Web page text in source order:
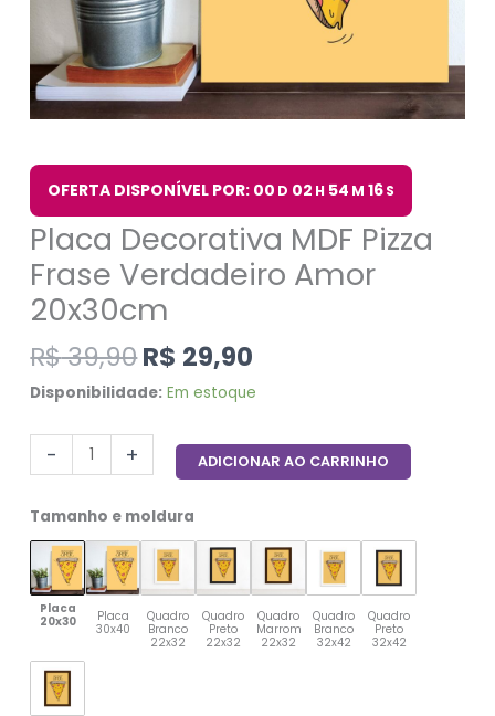
OFERTA DISPONÍVEL POR: 00 D 02 H 54 M 15S
Placa Decorativa MDF Pizza
Frase Verdadeiro Amor
20x30cm
R$39,90R$ 29,90
Disponibilidade: Em estoque
- + ADICIONAR AO CARRINHO
Tamanho e moldura
Placa
20x30
Placa
30x40
Quadro
Branco
22x32
Quadro
Preto
22x32
Quadro
Marrom
22x32
Quadro
Branco
32x42
Quadro
Preto
32x42